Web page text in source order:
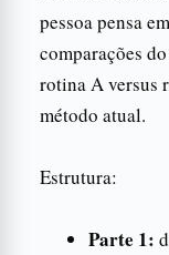
pessoa pensa
comparações
rotina A versus
método atual.
Estrutura:
Parte 1: